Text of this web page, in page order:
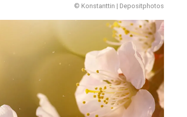
© Konstanttin | Depositphotos